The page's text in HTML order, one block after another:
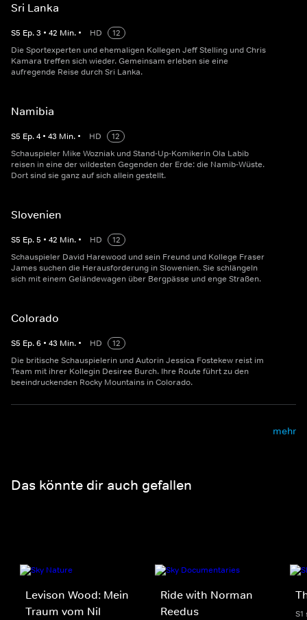
Sri Lanka
S5 Ep.3 • 42 Min. • HD
12
Die Sportexperten und ehemaligen Kollegen Jeff Stelling und Chris
Kamara treffen sich wieder. Gemeinsam erleben sie eine
aufregende Reise durch Sri Lanka.
Namibia
S5 Ep.4 • 43 Min. • HD
12
Schauspieler Mike Wozniak und Stand-Up-Komikerin Ola Labib
reisen in eine der wildesten Gegenden der Erde: die Namib-Wüste.
Dort sind sie ganz auf sich allein gestellt.
Slovenien
S5 Ep.5 • 42 Min. • HD
12
Schauspieler David Harewood und sein Freund und Kollege Fraser
James suchen die Herausforderung in Slowenien. Sie schlängeln
sich mit einem Geländewagen über Bergpässe und enge Straßen.
Colorado
S5 Ep.6 • 43 Min. • HD
12
Die britische Schauspielerin und Autorin Jessica Fostekew reist im
Team mit ihrer Kollegin Desiree Burch. Ihre Route führt zu den
beeindruckenden Rocky Mountains in Colorado.
mehr
Das könnte dir auch gefallen
Levison Wood: Mein
Traum vom Nil
Ride with Norman
Reedus